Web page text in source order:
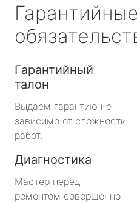
Гарантийные
Гарантийный
талон
Выдаем гарантию не
зависимо от сложности
работ.
Диагностика
Мастер перед
ремонтом совершенно